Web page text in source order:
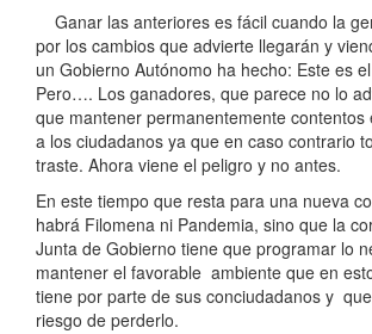
Ganar las anteriores es fácil cuando la
por los cambios que advierte llegarán y
un Gobierno Autónomo ha hecho: Este es
Pero…. Los ganadores, que parece no lo
que mantener permanentemente contentos
a los ciudadanos ya que en caso contrario
traste. Ahora viene el peligro y no antes.
En este tiempo que resta para una nueva
habrá Filomena ni Pandemia, sino que la
Junta de Gobierno tiene que programar lo
mantener el favorable ambiente que en
tiene por parte de sus conciudadanos y
riesgo de perderlo.